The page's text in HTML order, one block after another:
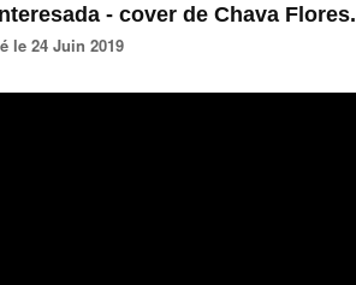
- cover de Chava Flores.
le 24 Juin 2019